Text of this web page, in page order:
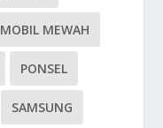
MOBIL MEWAH
PONSEL
SAMSUNG